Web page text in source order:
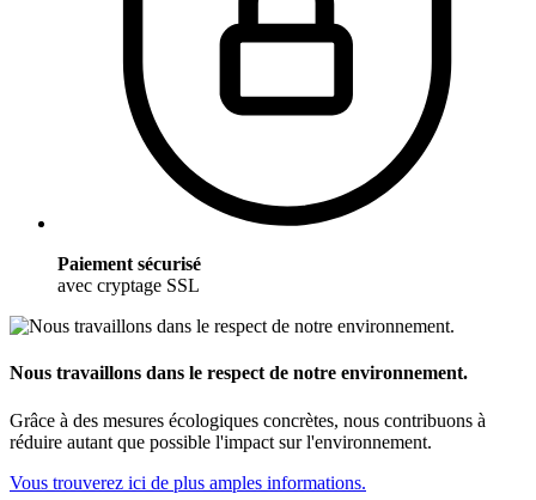
Paiement sécurisé
avec cryptage SSL
Nous travaillons dans le respect de notre environnement.
Grâce à des mesures écologiques concrètes, nous contribuons à
réduire autant que possible l'impact sur l'environnement.
Vous trouverez ici de plus amples informations.